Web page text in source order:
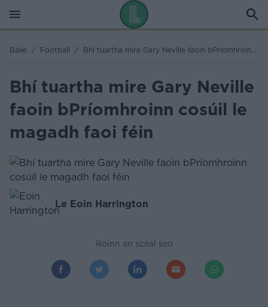
Baile / Football /
Bhí tuartha mire Gary Neville
faoin bPríomhroinn cosúil le
magadh faoi féin
Le Eoin Harrington
Roinn an scéal seo